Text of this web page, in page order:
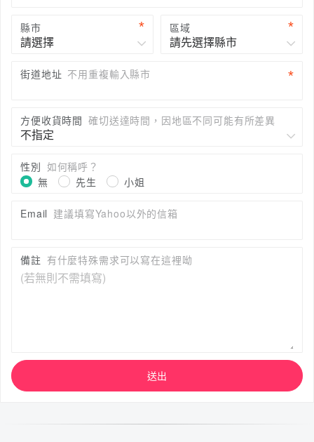
縣市 區域
街道地址 不用重複輸入縣市
方便收貨時間 確切送達時間，因地區不同可能有所差異
性別 如何稱呼？
無
先生 小姐
Email 建議填寫Yahoo以外的信箱
備註 有什麼特殊需求可以寫在這裡呦
送出